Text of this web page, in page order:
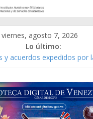
viernes, agosto 7, 2026
Lo último:
y acuerdos expedidos por
[material gráfico]
República de Venezuela
de 2006 N° 38.394